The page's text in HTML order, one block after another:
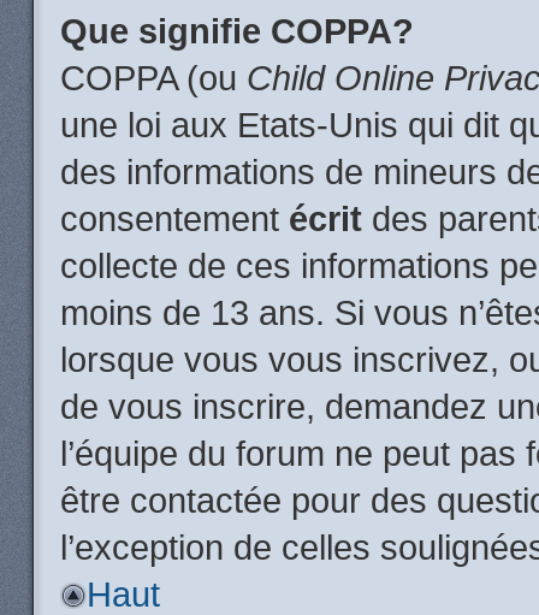
Que signifie COPPA?
COPPA (ou Child Online
une loi aux Etats-Unis qui dit
des informations de mineurs
consentement écrit des
collecte de ces informations
moins de 13 ans. Si vous
lorsque vous vous inscrivez,
de vous inscrire, demandez
l’équipe du forum ne peut
être contactée pour des
l’exception de celles
Haut